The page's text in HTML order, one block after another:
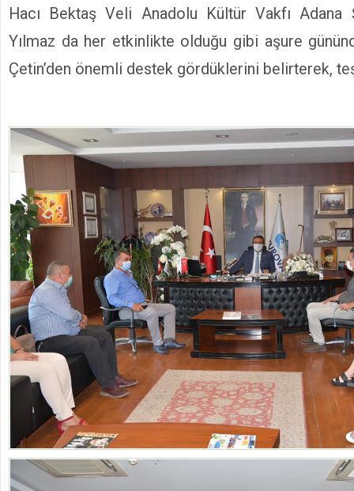
Hacı Bektaş Veli Anadolu Kültür Vakfı Adana
Yılmaz da her etkinlikte olduğu gibi aşure
Çetin’den önemli destek gördüklerini belirterek,